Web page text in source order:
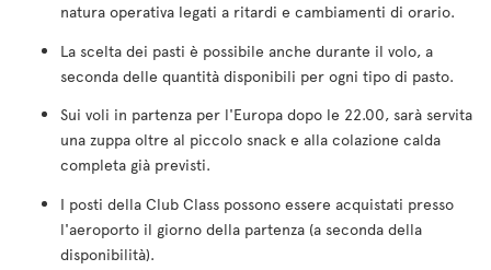
natura operativa legati a ritardi e cambiamenti di orario.
La scelta dei pasti è possibile anche durante il volo, a
seconda delle quantità disponibili per ogni tipo di pasto.
Sui voli in partenza per l'Europa dopo le 22.00, sarà servita
una zuppa oltre al piccolo snack e alla colazione calda
completa già previsti.
I posti della Club Class possono essere acquistati presso
l'aeroporto il giorno della partenza (a seconda della
disponibilità).